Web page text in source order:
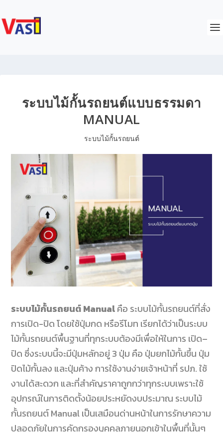
ระบบไม้กั้นรถยนต์แบบธรรมดา
MANUAL
ระบบไม้กั้นรถยนต์
ระบบไม้กั้นรถยนต์Manualคือ ระบบไม้กั้นรถยนต์ที่สั่ง
การเปิด-ปิด โดยใช้ปุ่มกด หรือรีโมท เรียกได้ว่าเป็นระบบ
ไม้กั้นรถยนต์พื้นฐานที่ทุกระบบต้องมีเพื่อให้ในการ เปิด–
ปิด ซึ่งระบบนี้จะมีปุ่มหลักอยู่ 3 ปุ่ม คือ ปุ่มยกไม้กั้นขึ้น ปุ่ม
ปิดไม้กั้นลง และปุ่มค้าง การใช้งานง่ายเจ้าหน้าที่ รปภ.ใช้
งานได้สะดวก และที่สำคัญราคาถูกกว่าทุกระบบเพราะใช้
อุปกรณ์ในการติดตั้งน้อยประหยัดงบประมาณ ระบบไม้
กั้นรถยนต์Manualเป็นเสมือนด่านหน้าในการรักษาความ
ปลอดภัยในการคัดกรองบุคคลภายนอกเข้าในพื้นที่นั้นๆ